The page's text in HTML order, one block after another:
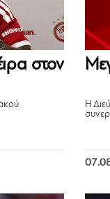
στον
Η